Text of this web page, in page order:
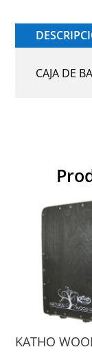
CAJA DE
KATHO